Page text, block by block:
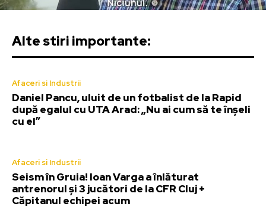
Alte stiri importante:
Afaceri si Industrii
Daniel Pancu, uluit de un fotbalist de la Rapid
după egalul cu UTA Arad: „Nu ai cum să te înșeli
cu el”
Afaceri si Industrii
Seism în Gruia! Ioan Varga a înlăturat
antrenorul și 3 jucători de la CFR Cluj +
Căpitanul echipei acum